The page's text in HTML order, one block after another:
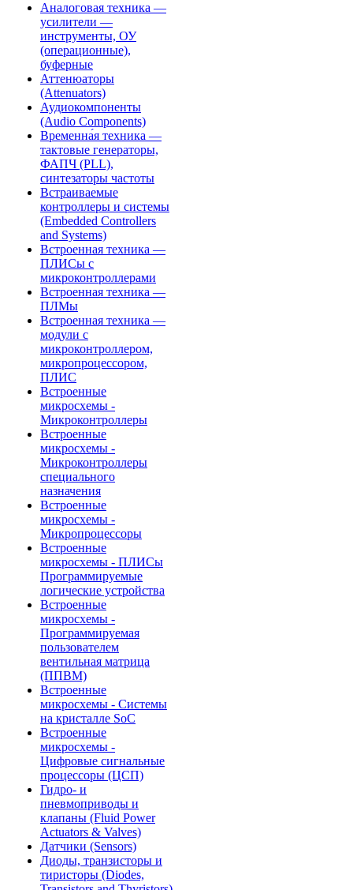
Аналоговая техника —
усилители —
инструменты, ОУ
(операционные),
буферные
Аттенюаторы
(Attenuators)
Аудиокомпоненты
(Audio Components)
Временна́я техника —
тактовые генераторы,
ФАПЧ (PLL),
синтезаторы частоты
Встраиваемые
контроллеры и системы
(Embedded Controllers
and Systems)
Встроенная техника —
ПЛИСы с
микроконтроллерами
Встроенная техника —
ПЛМы
Встроенная техника —
модули с
микроконтроллером,
микропроцессором,
ПЛИС
Встроенные
микросхемы -
Микроконтроллеры
Встроенные
микросхемы -
Микроконтроллеры
специального
назначения
Встроенные
микросхемы -
Микропроцессоры
Встроенные
микросхемы - ПЛИСы
Программируемые
логические устройства
Встроенные
микросхемы -
Программируемая
пользователем
вентильная матрица
(ППВМ)
Встроенные
микросхемы - Системы
на кристалле SoC
Встроенные
микросхемы -
Цифровые сигнальные
процессоры (ЦСП)
Гидро- и
пневмоприводы и
клапаны (Fluid Power
Actuators & Valves)
Датчики (Sensors)
Диоды, транзисторы и
тиристоры (Diodes,